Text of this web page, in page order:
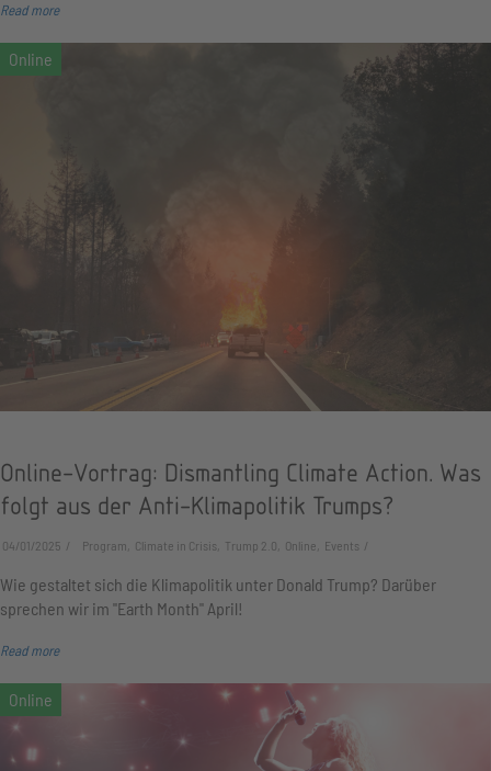
Read more
Online-Vortrag: Dismantling Climate Action. Was
folgt aus der Anti-Klimapolitik Trumps?
04/01/2025 Program, Climate in Crisis, Trump 2.0, Online, Events
Wie gestaltet sich die Klimapolitik unter Donald Trump? Darüber
sprechen wir im "Earth Month" April!
Read more